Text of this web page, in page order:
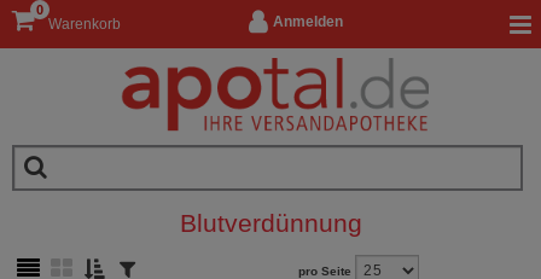
Anmelden
Warenkorb
0
Blutverdünnung
pro Seite